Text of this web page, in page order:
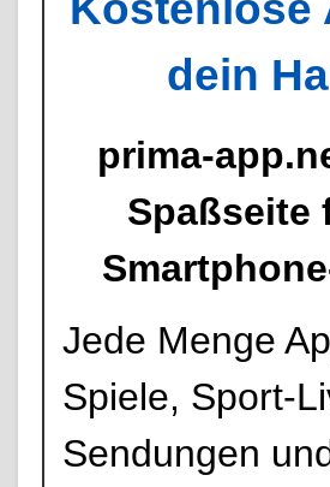
dein
prima-
Spaßseite
Jede Menge
Spiele, Sport-
Sendungen